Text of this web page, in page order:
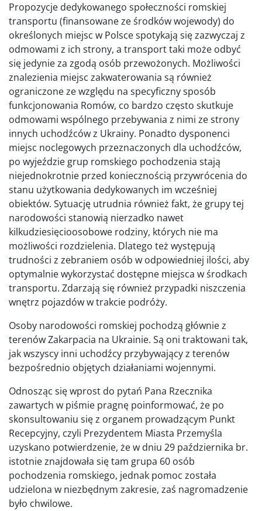
Propozycje dedykowanego społeczności romskiej
transportu (finansowane ze środków wojewody) do
określonych miejsc w Polsce spotykają się zazwyczaj z
odmowami z ich strony, a transport taki może odbyć
się jedynie za zgodą osób przewożonych. Możliwości
znalezienia miejsc zakwaterowania są również
ograniczone ze względu na specyficzny sposób
funkcjonowania Romów, co bardzo często skutkuje
odmowami wspólnego przebywania z nimi ze strony
innych uchodźców z Ukrainy. Ponadto dysponenci
miejsc noclegowych przeznaczonych dla uchodźców,
po wyjeździe grup romskiego pochodzenia stają
niejednokrotnie przed koniecznością przywrócenia do
stanu użytkowania dedykowanych im wcześniej
obiektów. Sytuację utrudnia również fakt, że grupy tej
narodowości stanowią nierzadko nawet
kilkudziesięcioosobowe rodziny, których nie ma
możliwości rozdzielenia. Dlatego też występują
trudności z zebraniem osób w odpowiedniej ilości, aby
optymalnie wykorzystać dostępne miejsca w środkach
transportu. Zdarzają się również przypadki niszczenia
wnętrz pojazdów w trakcie podróży.
Osoby narodowości romskiej pochodzą głównie z
terenów Zakarpacia na Ukrainie. Są oni traktowani tak,
jak wszyscy inni uchodźcy przybywający z terenów
bezpośrednio objętych działaniami wojennymi.
Odnosząc się wprost do pytań Pana Rzecznika
zawartych w piśmie pragnę poinformować, że po
skonsultowaniu się z organem prowadzącym Punkt
Recepcyjny, czyli Prezydentem Miasta Przemyśla
uzyskano potwierdzenie, że w dniu 29 października br.
istotnie znajdowała się tam grupa 60 osób
pochodzenia romskiego, jednak pomoc została
udzielona w niezbędnym zakresie, zaś nagromadzenie
było chwilowe.